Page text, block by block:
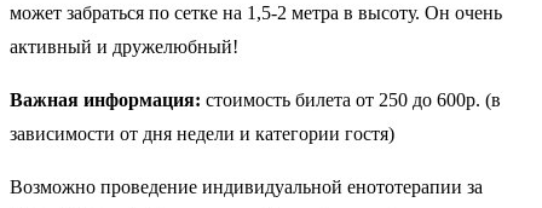
может забраться по сетке на 1,5-2 метра в высоту. Он очень
активный и дружелюбный!
Важная информация: стоимость билета от 250 до 600р. (в
зависимости от дня недели и категории гостя)
Возможно проведение индивидуальной енототерапии за